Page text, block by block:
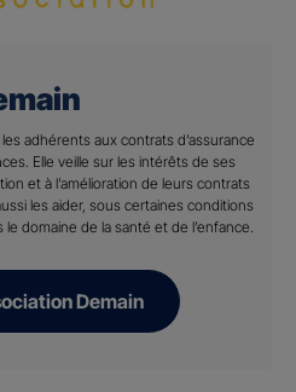
adhérents aux contrats d’assurance
Elle veille sur les intérêts de ses
et à l’amélioration de leurs contrats
les aider, sous certaines conditions
domaine de la santé et de l’enfance.
Demain